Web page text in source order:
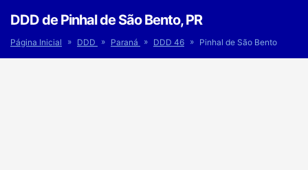
DDD de Pinhal de São Bento, PR
Página Inicial » DDD » Paraná » DDD 46 » Pinhal de São Bento